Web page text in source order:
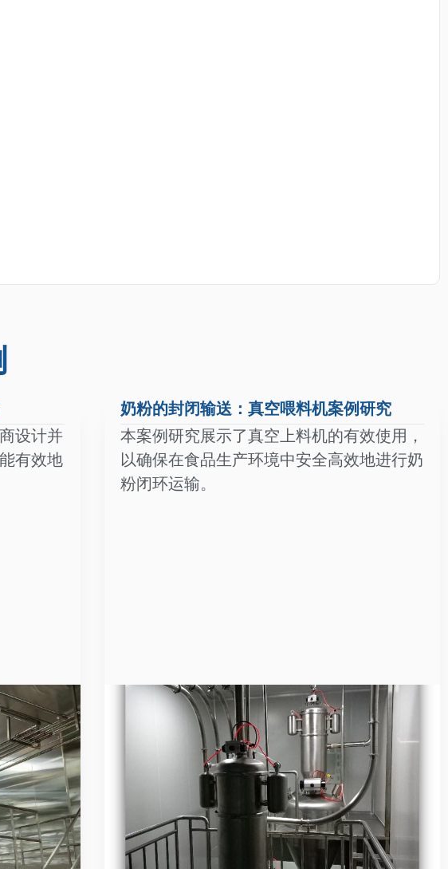
设计并
有效地
奶粉的封闭输送：真空喂料机案例研究
本案例研究展示了真空上料机的有效使用，
以确保在食品生产环境中安全高效地进行奶
粉闭环运输。